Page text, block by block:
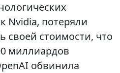
Nvidia, потеряли
своей стоимости, что
миллиардов
обвинила